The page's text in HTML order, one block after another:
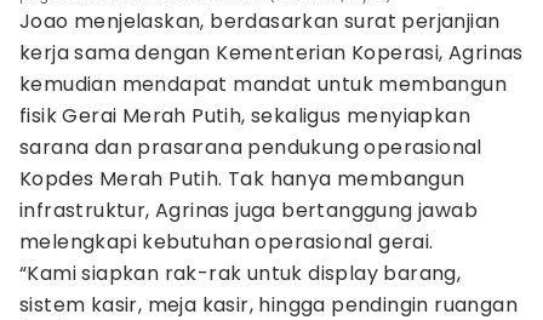
Joao menjelaskan, berdasarkan surat perjanjian
kerja sama dengan Kementerian Koperasi, Agrinas
kemudian mendapat mandat untuk membangun
fisik Gerai Merah Putih, sekaligus menyiapkan
sarana dan prasarana pendukung operasional
Kopdes Merah Putih. Tak hanya membangun
infrastruktur, Agrinas juga bertanggung jawab
melengkapi kebutuhan operasional gerai.
“Kami siapkan rak-rak untuk display barang,
sistem kasir, meja kasir, hingga pendingin ruangan